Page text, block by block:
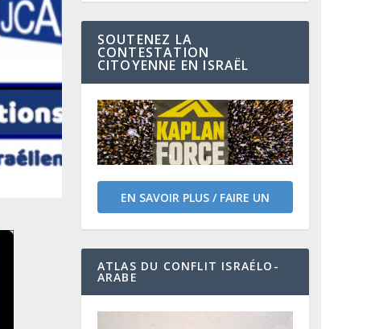
SOUTENEZ LA
CONTESTATION
CITOYENNE EN ISRAËL
EN SAVOIR PLUS / FAIRE UN
DON
ATLAS DU CONFLIT ISRAÉLO-
ARABE